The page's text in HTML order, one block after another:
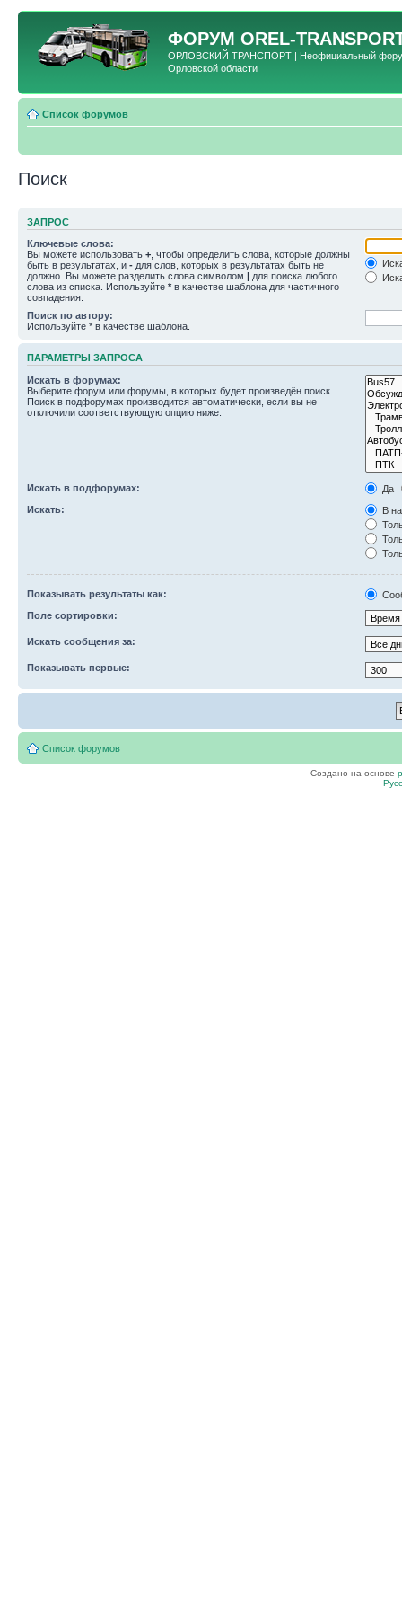
ФОРУМ OREL-
ОРЛОВСКИЙ ТРАНСПОРТ | Неофициальный форум
Орловской области
Список форумов
Поиск
ЗАПРОС
Ключевые слова:
Вы можете использовать + , чтобы определить слова, которые должны
быть в результатах, и - для слов, которых в результатах быть не
должно. Вы можете разделить слова символом | для поиска любого
слова из списка. Используйте * в качестве шаблона для частичного
совпадения.
Поиск по автору:
Используйте * в качестве шаблона.
ПАРАМЕТРЫ ЗАПРОСА
Искать в форумах:
Выберите форум или форумы, в которых будет произведён поиск.
Поиск в подфорумах производится автоматически, если вы не
отключили соответствующую опцию ниже.
Искать в подфорумах:
Да
Искать:
В
Показывать результаты как:
Поле сортировки:
Искать сообщения за:
Показывать первые:
Список форумов
Создано на основе